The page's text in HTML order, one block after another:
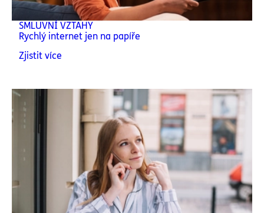
SMLUVNÍ VZTAHY
Rychlý internet jen na papíře
Zjistit více